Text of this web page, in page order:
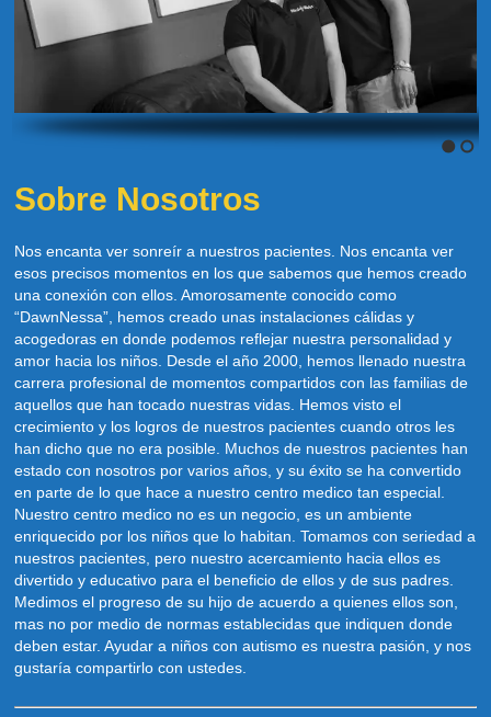
Sobre Nosotros
Nos encanta ver sonreír a nuestros pacientes. Nos encanta ver
esos precisos momentos en los que sabemos que hemos creado
una conexión con ellos. Amorosamente conocido como
“DawnNessa”, hemos creado unas instalaciones cálidas y
acogedoras en donde podemos reflejar nuestra personalidad y
amor hacia los niños. Desde el año 2000, hemos llenado nuestra
carrera profesional de momentos compartidos con las familias de
aquellos que han tocado nuestras vidas. Hemos visto el
crecimiento y los logros de nuestros pacientes cuando otros les
han dicho que no era posible. Muchos de nuestros pacientes han
estado con nosotros por varios años, y su éxito se ha convertido
en parte de lo que hace a nuestro centro medico tan especial.
Nuestro centro medico no es un negocio, es un ambiente
enriquecido por los niños que lo habitan. Tomamos con seriedad a
nuestros pacientes, pero nuestro acercamiento hacia ellos es
divertido y educativo para el beneficio de ellos y de sus padres.
Medimos el progreso de su hijo de acuerdo a quienes ellos son,
mas no por medio de normas establecidas que indiquen donde
deben estar. Ayudar a niños con autismo es nuestra pasión, y nos
gustaría compartirlo con ustedes.